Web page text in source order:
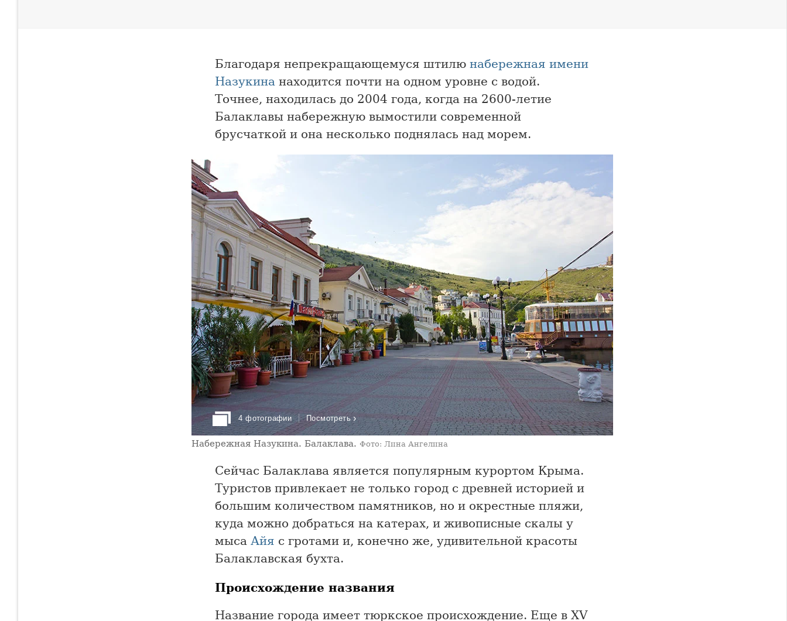
Благодаря непрекращающемуся штилю набережная имени
Назукина находится почти на одном уровне с водой.
Точнее, находилась до 2004 года, когда на 2600-летие
Балаклавы набережную вымостили современной
брусчаткой и она несколько поднялась над морем.
4 фотографии Посмотреть ›
Набережная Назукина. Балаклава. Фото: Лина Ангелина
Сейчас Балаклава является популярным курортом Крыма.
Туристов привлекает не только город с древней историей и
большим количеством памятников, но и окрестные пляжи,
куда можно добраться на катерах, и живописные скалы у
мыса Айя с гротами и, конечно же, удивительной красоты
Балаклавская бухта.
Происхождение названия
Название города имеет тюркское происхождение. Еще в XV